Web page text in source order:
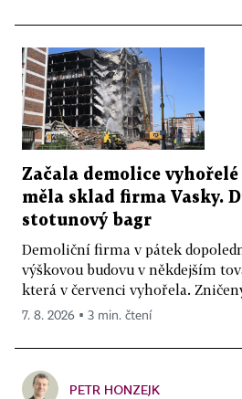
Začala demolice vyhořelé
měla sklad firma Vasky.
stotunový bagr
Demoliční firma v pátek
výškovou budovu v někdejším
která v červenci vyhořela.
7. 8. 2026 ▪ 3 min. čtení
PETR HONZEJK